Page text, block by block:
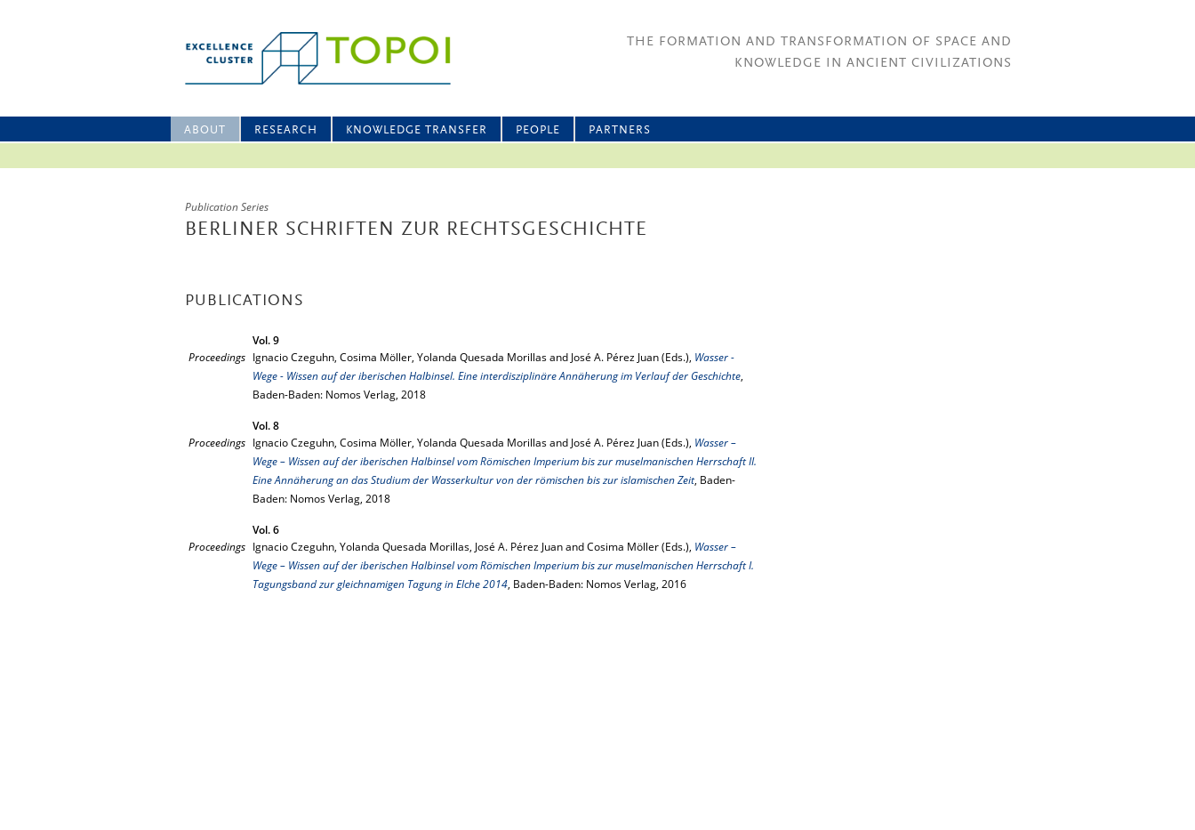
THE FORMATION AND TRANSFORMATION OF SPACE AND
KNOWLEDGE IN ANCIENT CIVILIZATIONS
ABOUT RESEARCH KNOWLEDGE TRANSFER PEOPLE PARTNERS
Publication Series
BERLINER SCHRIFTEN ZUR RECHTSGESCHICHTE
PUBLICATIONS
Vol. 9
Proceedings Ignacio Czeguhn, Cosima Möller, Yolanda Quesada Morillas and José A. Pérez Juan (Eds.), Wasser -
Wege - Wissen auf der iberischen Halbinsel. Eine interdisziplinäre Annäherung im Verlauf der Geschichte,
Baden-Baden: Nomos Verlag, 2018
Vol. 8
Proceedings Ignacio Czeguhn, Cosima Möller, Yolanda Quesada Morillas and José A. Pérez Juan (Eds.), Wasser –
Wege – Wissen auf der iberischen Halbinsel vom Römischen Imperium bis zur muselmanischen Herrschaft II.
Eine Annäherung an das Studium der Wasserkultur von der römischen bis zur islamischen Zeit, Baden-
Baden: Nomos Verlag, 2018
Vol. 6
Proceedings Ignacio Czeguhn, Yolanda Quesada Morillas, José A. Pérez Juan and Cosima Möller (Eds.), Wasser –
Wege – Wissen auf der iberischen Halbinsel vom Römischen Imperium bis zur muselmanischen Herrschaft I.
Tagungsband zur gleichnamigen Tagung in Elche 2014, Baden-Baden: Nomos Verlag, 2016